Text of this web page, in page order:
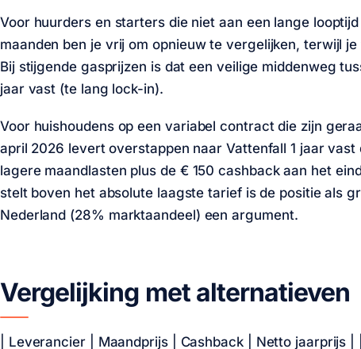
Voor huurders en starters die niet aan een lange
maanden ben je vrij om opnieuw te vergelijken, terwijl
Bij stijgende gasprijzen is dat een veilige middenweg
jaar vast (te lang lock-in).
Voor huishoudens op een variabel contract die zijn
april 2026 levert overstappen naar Vattenfall 1 jaar
lagere maandlasten plus de € 150 cashback aan het
stelt boven het absolute laagste tarief is de positie als
Nederland (28% marktaandeel) een argument.
Vergelijking met alternatieven
| Leverancier | Maandprijs | Cashback | Netto